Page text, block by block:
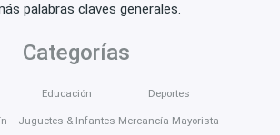
palabras claves generales.
Categorías
Educación
Juguetes & Infantes
Deportes
Mercancía Mayorista